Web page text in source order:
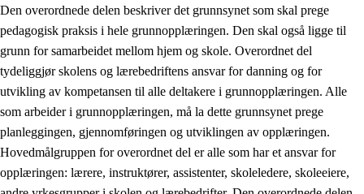
Den overordnede delen beskriver det grunnsynet som skal prege
pedagogisk praksis i hele grunnopplæringen. Den skal også ligge til
grunn for samarbeidet mellom hjem og skole. Overordnet del
tydeliggjør skolens og lærebedriftens ansvar for danning og for
utvikling av kompetansen til alle deltakere i grunnopplæringen. Alle
som arbeider i grunnopplæringen, må la dette grunnsynet prege
planleggingen, gjennomføringen og utviklingen av opplæringen.
Hovedmålgruppen for overordnet del er alle som har et ansvar for
opplæringen: lærere, instruktører, assistenter, skoleledere, skoleeiere,